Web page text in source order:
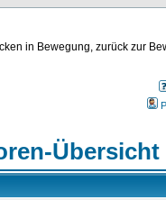
in Bewegung, zurück zur
Übersicht